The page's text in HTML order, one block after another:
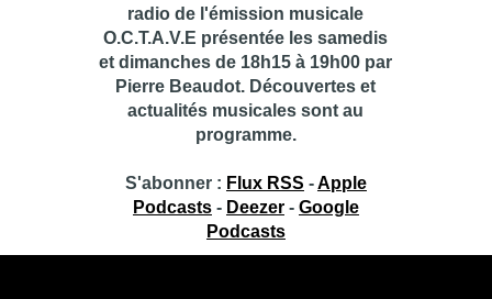
radio de l'émission musicale
O.C.T.A.V.E présentée les samedis
et dimanches de 18h15 à 19h00 par
Pierre Beaudot. Découvertes et
actualités musicales sont au
programme.
S'abonner : Flux RSS -Apple
Podcasts- Deezer- Google
Podcasts